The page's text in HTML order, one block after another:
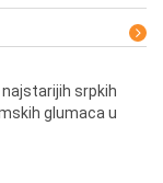
najstarijih srpkih
glumaca u